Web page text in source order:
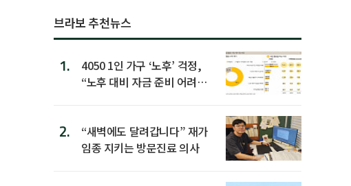
브라보 추천뉴스
1.
4050 1인 가구 ‘노후’ 걱정,
“노후 대비 자금 준비 어려
2.
“새벽에도 달려갑니다” 재가
임종 지키는 방문진료 의사